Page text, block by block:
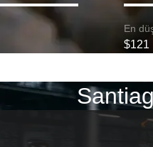
En
$121